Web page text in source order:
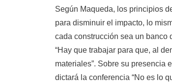
Según Maqueda, los principios
para disminuir el impacto, lo
cada construcción sea un banco
“Hay que trabajar para que, al
materiales”. Sobre su presencia
dictará la conferencia “No es lo